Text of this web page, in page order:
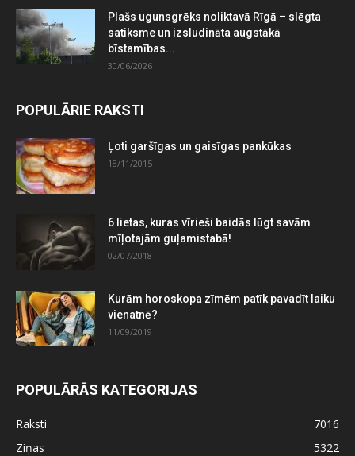
Plašs ugunsgrēks noliktavā Rīgā – slēgta
satiksme un izsludināta augstākā
bīstamības...
30/06/2026
POPULĀRIE RAKSTI
Ļoti garšīgas un gaisīgas pankūkas
18/11/2015
6 lietas, kuras vīrieši baidās lūgt savām
mīļotajām guļamistabā!
02/07/2018
Kurām horoskopa zīmēm patīk pavadīt laiku
vienatnē?
11/09/2019
POPULĀRĀS KATEGORIJAS
Raksti
7016
Ziņas
5322